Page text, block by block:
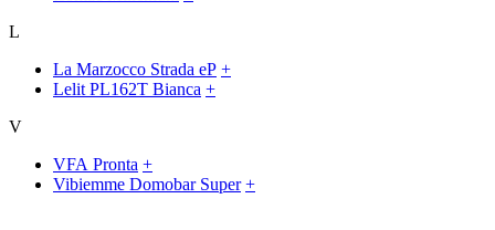
L
La Marzocco Strada eP +
Lelit PL162T Bianca +
V
VFA Pronta +
Vibiemme Domobar Super +